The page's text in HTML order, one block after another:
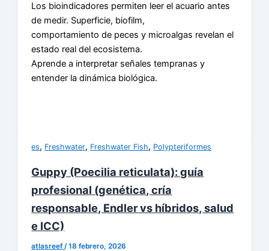
Los bioindicadores permiten leer el acuario antes
de medir. Superficie, biofilm,
comportamiento de peces y microalgas revelan el
estado real del ecosistema.
Aprende a interpretar señales tempranas y
entender la dinámica biológica.
es, Freshwater, Freshwater Fish, Polypteriformes
Guppy (Poecilia reticulata): guía
profesional (genética, cría
responsable, Endler vs híbridos, salud
e ICC)
atlasreef /18 febrero, 2026